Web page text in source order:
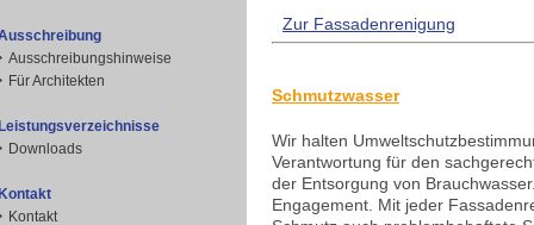
Ausschreibungshinweise
Für Architekten
Downloads
Kontakt
Zur Fassadenrenigung
Schmutzwasser
Wir halten
Verantwortung für den
der Entsorgung von
Engagement. Mit jeder